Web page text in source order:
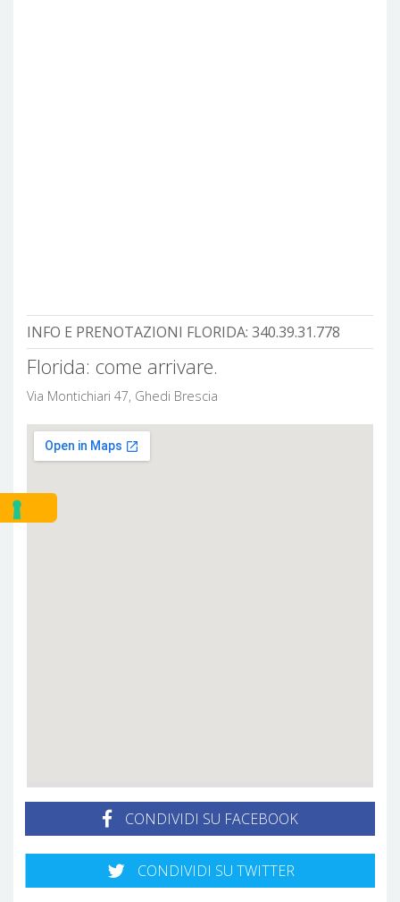
INFO E PRENOTAZIONI FLORIDA: 340.39.31.778
Florida: come arrivare.
Via Montichiari 47, Ghedi Brescia
CONDIVIDI SU FACEBOOK
CONDIVIDI SU TWITTER